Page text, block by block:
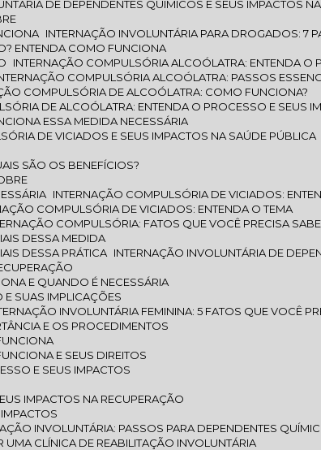
DE DEPENDENTES QUÍMICOS E SEUS IMPACTOS
INTERNAÇÃO INVOLUNTÁRIA PARA DROGADOS: 7
ENTENDA COMO FUNCIONA
INTERNAÇÃO COMPULSÓRIA ALCOÓLATRA: ENTENDA O
COMPULSÓRIA ALCOÓLATRA: PASSOS
COMPULSÓRIA DE ALCOÓLATRA: COMO FUNCIONA?
DE ALCOÓLATRA: ENTENDA O PROCESSO E SEUS
ESSA MEDIDA NECESSÁRIA
DE VICIADOS E SEUS IMPACTOS NA SAÚDE PÚBLICA
SÃO OS BENEFÍCIOS?
INTERNAÇÃO COMPULSÓRIA DE VICIADOS:
COMPULSÓRIA DE VICIADOS: ENTENDA O TEMA
COMPULSÓRIA: FATOS QUE VOCÊ PRECISA
DESSA MEDIDA
DESSA PRÁTICA
INTERNAÇÃO INVOLUNTÁRIA DE
E QUANDO É NECESSÁRIA
E SUAS IMPLICAÇÕES
INVOLUNTÁRIA FEMININA: 5 FATOS QUE VOCÊ
E OS PROCEDIMENTOS
E SEUS DIREITOS
E SEUS IMPACTOS
IMPACTOS NA RECUPERAÇÃO
INVOLUNTÁRIA: PASSOS PARA DEPENDENTES
UMA CLÍNICA DE REABILITAÇÃO INVOLUNTÁRIA